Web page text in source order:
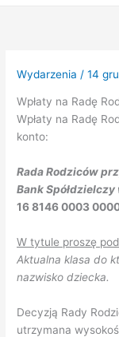
Wydarzenia /14
Wpłaty na Radę
Wpłaty na Radę
konto:
Rada Rodziców
Bank
16 8146 0003
W tytule proszę
Aktualna klasa do
nazwisko dziecka.
Decyzją Rady
utrzymana